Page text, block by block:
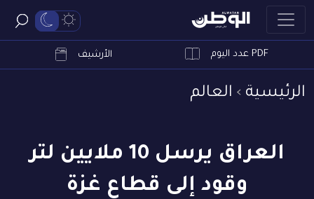
PDF عدد اليوم الأرشيف
الرئيسية العالم
العراق يرسل 10 ملايين لتر
وقود إلى قطاع غزة